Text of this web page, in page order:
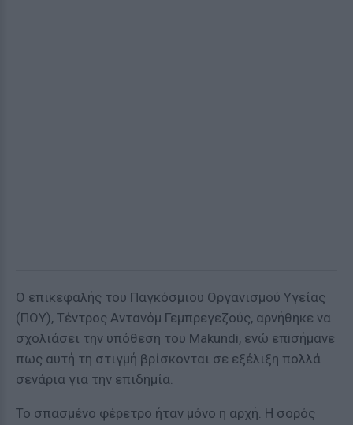
Ο επικεφαλής του Παγκόσμιου Οργανισμού Υγείας
(ΠΟΥ), Τέντρος Αντανόμ Γεμπρεγεζούς, αρνήθηκε να
σχολιάσει την υπόθεση του Makundi, ενώ επiσήμανε
πως αυτή τη στιγμή βρίσκονται σε εξέλιξη πολλά
σενάρια για την επιδημία.
Το σπασμένο φέρετρο ήταν μόνο η αρχή. Η σορός